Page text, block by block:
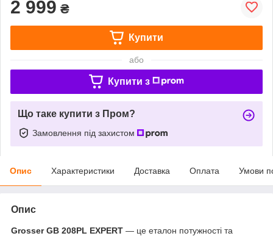
2 999 ₴
Купити
або
Купити з
Що таке купити з Пром?
Замовлення під захистом
Опис Характеристики Доставка Оплата Умови
Опис
Grosser GB 208PL EXPERT — це еталон потужності та